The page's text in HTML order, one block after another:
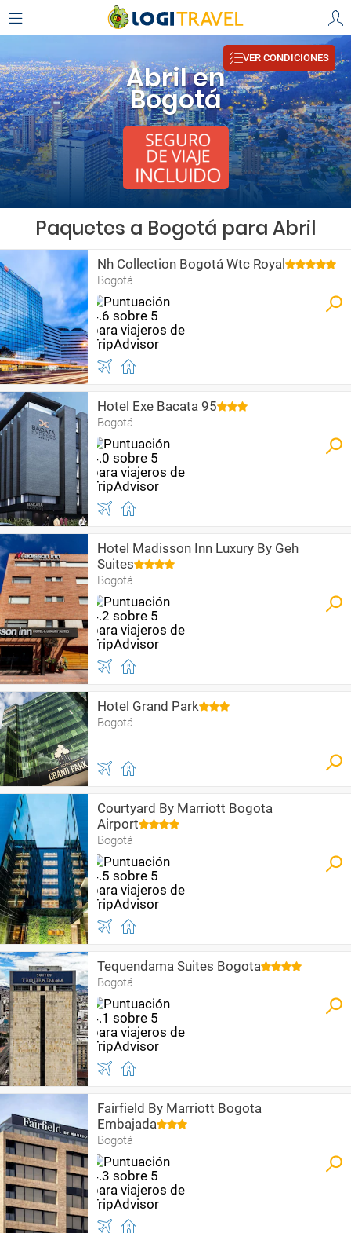
Abril en
Bogotá
VER CONDICIONES
Paquetes a Bogotá para Abril
Nh Collection Bogotá Wtc Royal
Bogotá
Hotel Exe Bacata 95
Bogotá
Hotel Madisson Inn Luxury By Geh
Suites
Bogotá
Hotel Grand Park
Bogotá
Courtyard By Marriott Bogota
Airport
Bogotá
Tequendama Suites Bogota
Bogotá
Fairfield By Marriott Bogota
Embajada
Bogotá